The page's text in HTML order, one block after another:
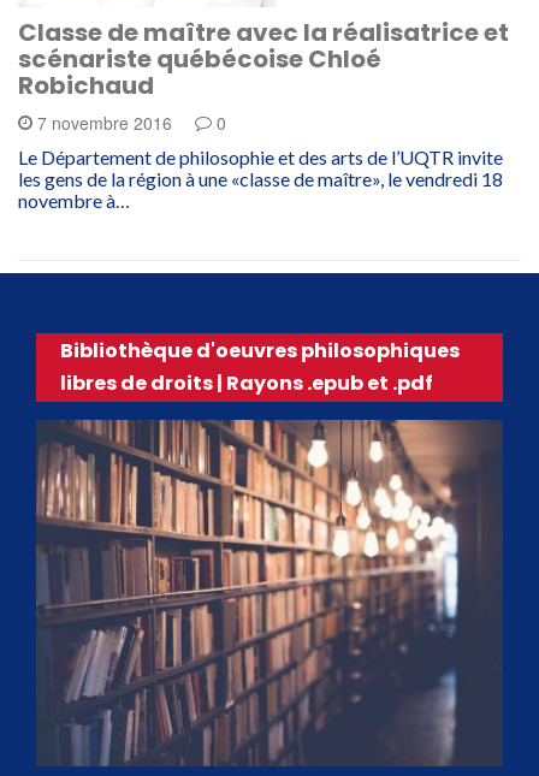
Classe de maître avec la réalisatrice et
scénariste québécoise Chloé
Robichaud
7 novembre 2016 0
Le Département de philosophie et des arts de l’UQTR invite
les gens de la région à une «classe de maître», le vendredi 18
novembre à…
Bibliothèque d'oeuvres philosophiques
libres de droits | Rayons .epub et .pdf